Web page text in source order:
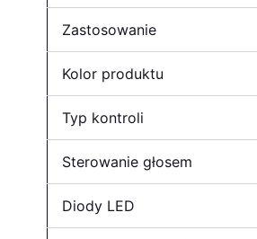
Zastosowanie
Kolor produktu
Typ kontroli
Sterowanie głosem
Diody LED